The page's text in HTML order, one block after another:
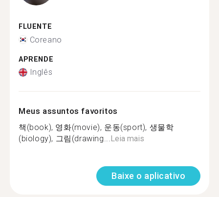
FLUENTE
Coreano
APRENDE
Inglês
Meus assuntos favoritos
책(book), 영화(movie), 운동(sport), 생물학
(biology), 그림(drawing...Leia mais
Baixe o aplicativo